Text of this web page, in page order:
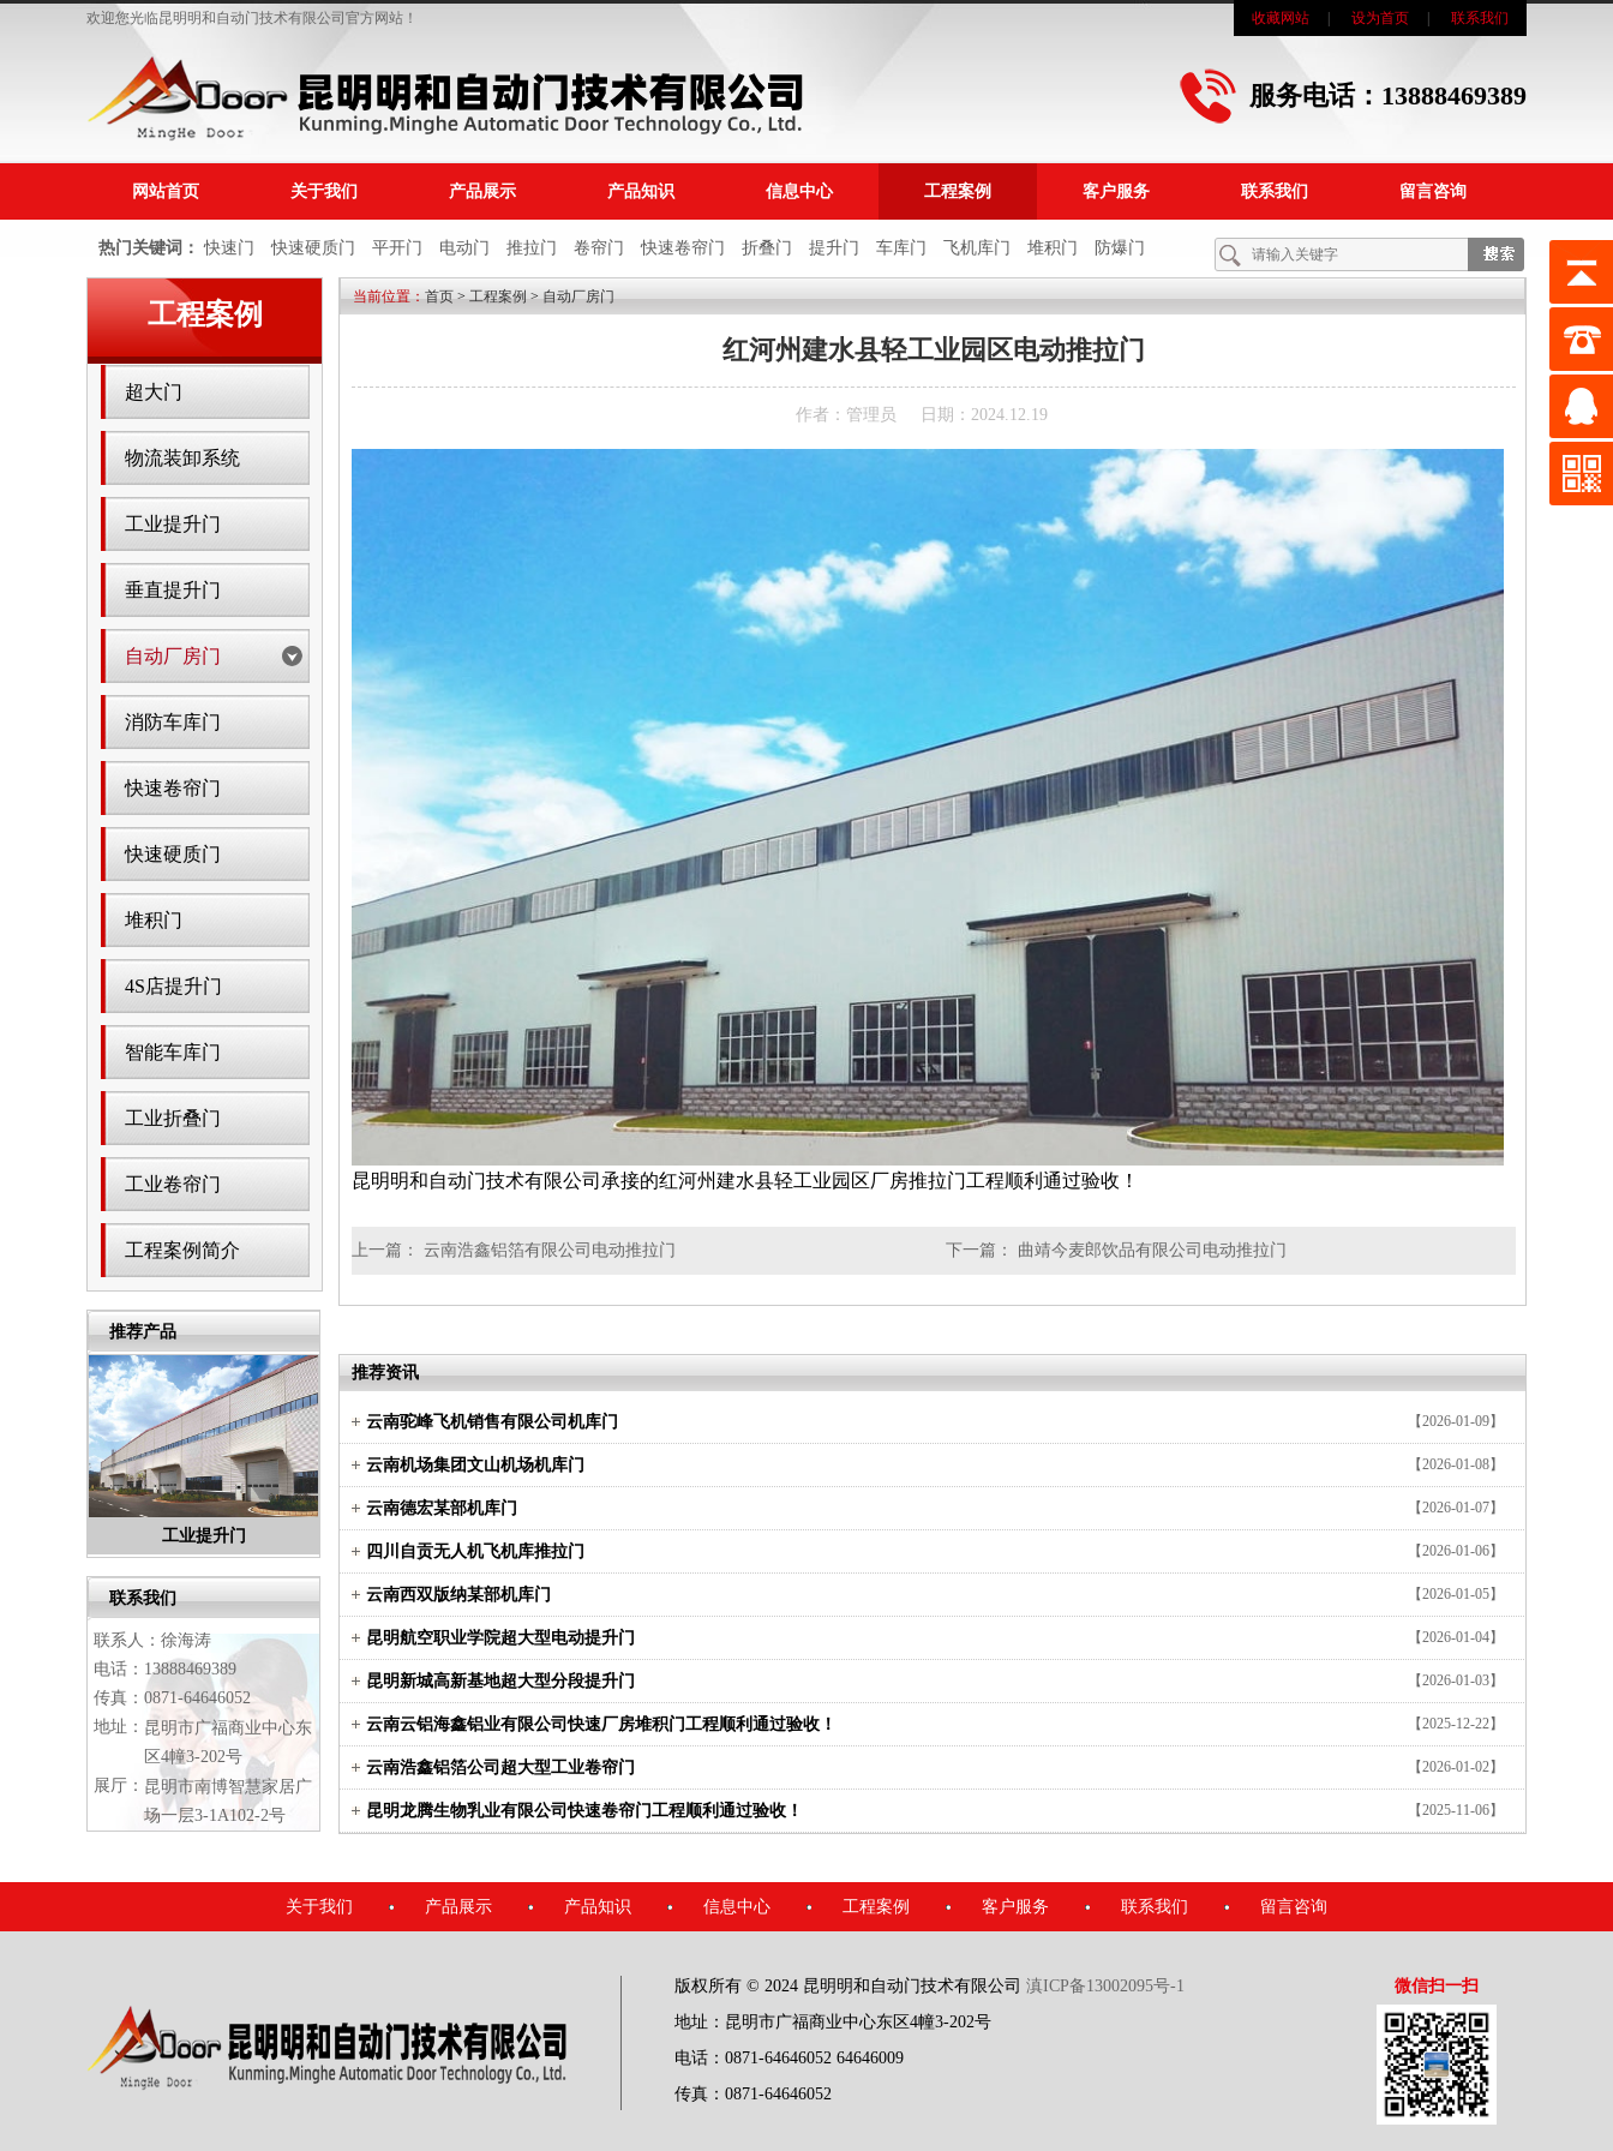
收藏网站 设为首页 联系我们
欢迎您光临昆明明和自动门技术有限公司官方网站！
服务电话：13888469389
网站首页 关于我们 产品展示 产品知识 信息中心 工程案例 客户服务 联系我们 留言咨询
热门关键词： 快速门 快速硬质门 平开门 电动门 推拉门 卷帘门 快速卷帘门 折叠门 提升门 车库门 飞机库门 堆积门 防爆门
电动庭院门
工程案例
超大门
物流装卸系统
工业提升门
垂直提升门
自动厂房门
消防车库门
快速卷帘门
快速硬质门
堆积门
4S店提升门
智能车库门
工业折叠门
工业卷帘门
工程案例简介
推荐产品
分段提升门 卸货平台 电动推拉门 快速硬质门 工业卷帘门 消防车库门
联系我们
联系人：徐海涛
电话：13888469389
传真：0871-64646052
地址： 昆明市广福商业中心东
区4幢3-202号
展厅： 昆明市南博智慧家居广
场一层3-1A102-2号
当前位置：首页>工程案例>自动厂房门
红河州建水县轻工业园区电动推拉门
作者：管理员 日期：2024.12.19
昆明明和自动门技术有限公司承接的红河州建水县轻工业园区厂房推拉门工程顺利通过验收！
上一篇： 云南浩鑫铝箔有限公司电动推拉门 下一篇： 曲靖今麦郎饮品有限公司电动推拉门
推荐资讯
【2026-01-09】
云南驼峰飞机销售有限公司机库门
【2026-01-08】
云南机场集团文山机场机库门
【2026-01-07】
云南德宏某部机库门
【2026-01-06】
四川自贡无人机飞机库推拉门
【2026-01-05】
云南西双版纳某部机库门
【2026-01-04】
昆明航空职业学院超大型电动提升门
【2026-01-03】
昆明新城高新基地超大型分段提升门
【2025-12-22】
云南云铝海鑫铝业有限公司快速厂房堆积门工程顺利通过验收！
【2026-01-02】
云南浩鑫铝箔公司超大型工业卷帘门
【2025-11-06】
昆明龙腾生物乳业有限公司快速卷帘门工程顺利通过验收！
关于我们 产品展示 产品知识 信息中心 工程案例 客户服务 联系我们 留言咨询
版权所有 © 2024 昆明明和自动门技术有限公司 滇ICP备13002095号-1
地址：昆明市广福商业中心东区4幢3-202号
电话：0871-64646052 64646009
传真：0871-64646052
微信扫一扫